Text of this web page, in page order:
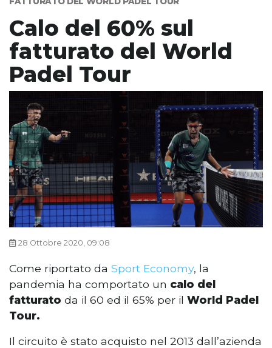
Calo del 60% sul
fatturato del World
Padel Tour
28 Ottobre 2020, 09:08
Come riportato da Sport Economy, la
pandemia ha comportato un calo del
fatturato da il 60 ed il 65% per il World Padel
Tour.
Il circuito è stato acquisto nel 2013 dall’azienda